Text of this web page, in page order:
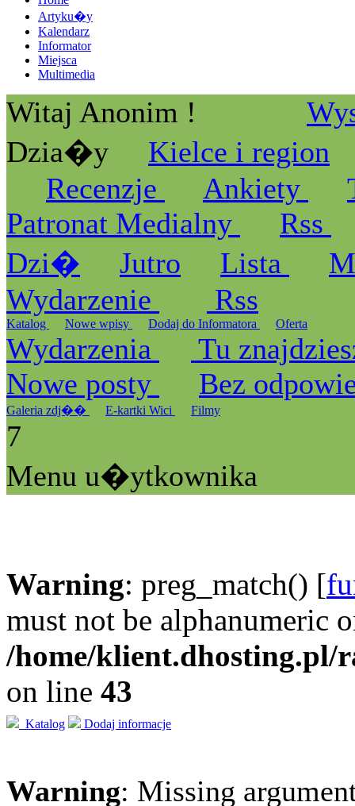
Artyku�y
Kalendarz
Informator
Miejsca
Multimedia
Witaj Anonim !
Dzia�y
Kielce i region
Recenzje
Ankiety
Patronat Medialny
Rss
Dzi�
Jutro Lista
Wydarzenie
Rss
Katalog Nowe wpisy Dodaj do Informatora Oferta
Wydarzenia
Tu
Nowe posty
Bez
Galeria zdj�� E-kartki Wici Filmy
7
Menu u�ytkownika
Warning: preg_match() [
must not be alphanumeric
/home/klient.dhosting.pl/
on line 43
Katalog Dodaj informacje
Warning: Missing